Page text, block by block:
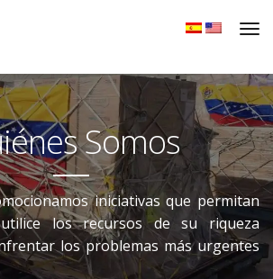
Somos
iniciativas que permitan
los recursos de su riqueza
los problemas más urgentes